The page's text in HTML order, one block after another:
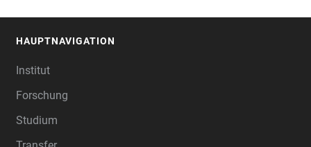
HAUPTNAVIGATION
Institut
Forschung
Studium